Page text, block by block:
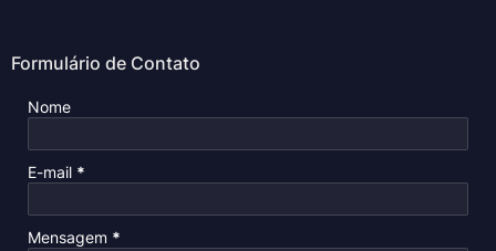
Formulário de Contato
Nome
E-mail *
Mensagem *